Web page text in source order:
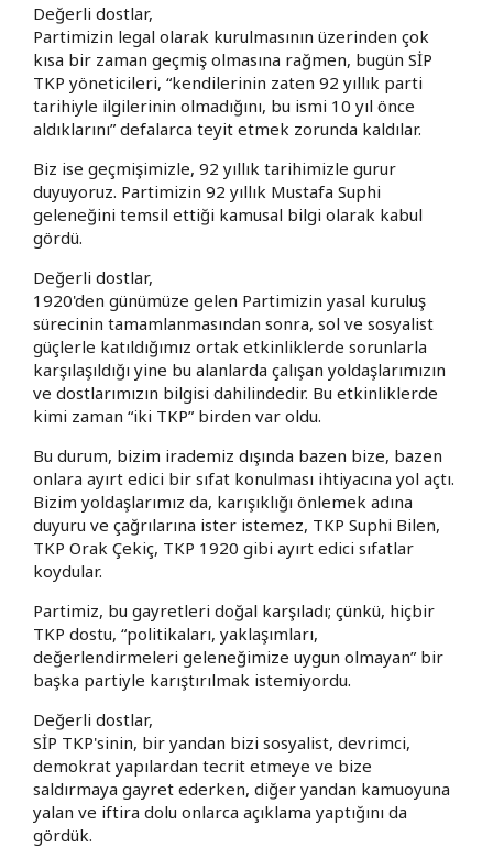
Değerli dostlar,
Partimizin legal olarak kurulmasının üzerinden çok
kısa bir zaman geçmiş olmasına rağmen, bugün SİP
TKP yöneticileri, “kendilerinin zaten 92 yıllık parti
tarihiyle ilgilerinin olmadığını, bu ismi 10 yıl önce
aldıklarını” defalarca teyit etmek zorunda kaldılar.
Biz ise geçmişimizle, 92 yıllık tarihimizle gurur
duyuyoruz. Partimizin 92 yıllık Mustafa Suphi
geleneğini temsil ettiği kamusal bilgi olarak kabul
gördü.
Değerli dostlar,
1920'den günümüze gelen Partimizin yasal kuruluş
sürecinin tamamlanmasından sonra, sol ve sosyalist
güçlerle katıldığımız ortak etkinliklerde sorunlarla
karşılaşıldığı yine bu alanlarda çalışan yoldaşlarımızın
ve dostlarımızın bilgisi dahilindedir. Bu etkinliklerde
kimi zaman “iki TKP” birden var oldu.
Bu durum, bizim irademiz dışında bazen bize, bazen
onlara ayırt edici bir sıfat konulması ihtiyacına yol açtı.
Bizim yoldaşlarımız da, karışıklığı önlemek adına
duyuru ve çağrılarına ister istemez, TKP Suphi Bilen,
TKP Orak Çekiç, TKP 1920 gibi ayırt edici sıfatlar
koydular.
Partimiz, bu gayretleri doğal karşıladı; çünkü, hiçbir
TKP dostu, “politikaları, yaklaşımları,
değerlendirmeleri geleneğimize uygun olmayan” bir
başka partiyle karıştırılmak istemiyordu.
Değerli dostlar,
SİP TKP'sinin, bir yandan bizi sosyalist, devrimci,
demokrat yapılardan tecrit etmeye ve bize
saldırmaya gayret ederken, diğer yandan kamuoyuna
yalan ve iftira dolu onlarca açıklama yaptığını da
gördük.